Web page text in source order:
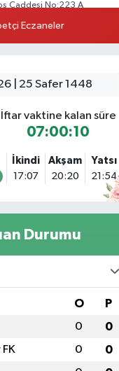
Caddesi No:223 A
SOKAĞI REŞİTPAŞA
KARŞISI
Atabey Caddesi No:19 A
yanı.
Yol Tarifi Al
Sokak 29B
No:9,Z1 KOŞUYOLU
Eczaneler
| 25 Safer 1448
İftar vaktine kalan süre
07:00:08
İkindi
17:07
Akşam
20:20
Yatsı
21:54
Durumu
O P
0 0
0 0